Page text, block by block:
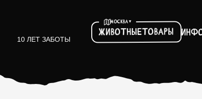
10 ЛЕТ ЗАБОТЫ
МОСКВА▾
ЖивотныеТовары